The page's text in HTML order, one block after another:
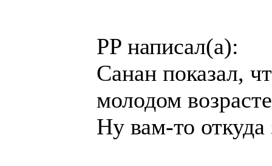
PP написал(а):
Санан показал,
молодом
Ну вам-то откуда